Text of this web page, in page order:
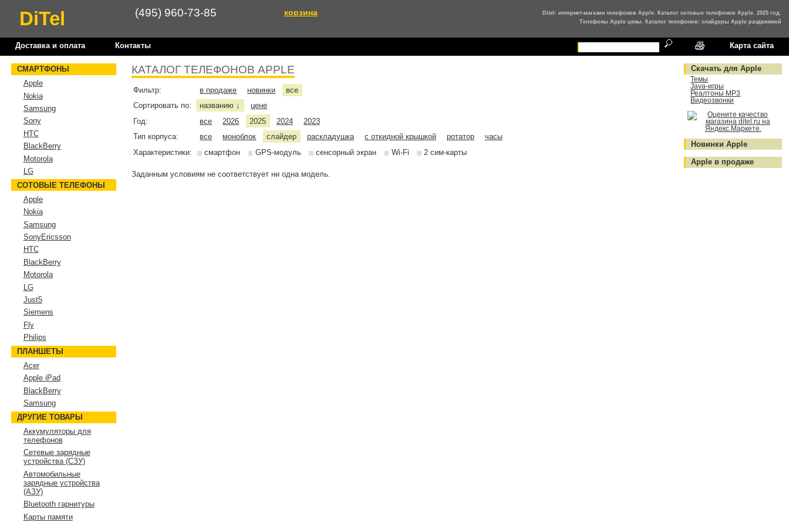
Ditel: интернет-магазин телефонов Apple. Каталог сотовых телефонов Apple. 2025 год.
Телефоны Apple цены. Каталог телефонов: слайдеры Apple раздвижной
DiTel (495) 960-73-85 корзина
Доставка и оплата Контакты Карта сайта
КАТАЛОГ ТЕЛЕФОНОВ APPLE
Фильтр: в продаже новинки
все
Сортировать по:
названию ↓
цене
Год:
все 2026 2025 2024
2023
Тип корпуса:
все моноблок слайдер раскладушка с откидной крышкой ротатор
часы
Характеристики:
смартфон GPS-модуль сенсорный экран Wi-Fi 2 сим-карты
Заданным условиям не соответствует ни одна модель.
Скачать для Apple
Темы
Java-игры
Реалтоны MP3
Видеозвонки
Новинки Apple
Apple в продаже
СМАРТФОНЫ
Apple
Nokia
Samsung
Sony
HTC
BlackBerry
Motorola
LG
СОТОВЫЕ ТЕЛЕФОНЫ
Apple
Nokia
Samsung
SonyEricsson
HTC
BlackBerry
Motorola
LG
Just5
Siemens
Fly
Philips
ПЛАНШЕТЫ
Acer
Apple iPad
BlackBerry
Samsung
ДРУГИЕ ТОВАРЫ
Аккумуляторы для
телефонов
Сетевые зарядные
устройства (СЗУ)
Автомобильные
зарядные устройства
(АЗУ)
Bluetooth гарнитуры
Карты памяти